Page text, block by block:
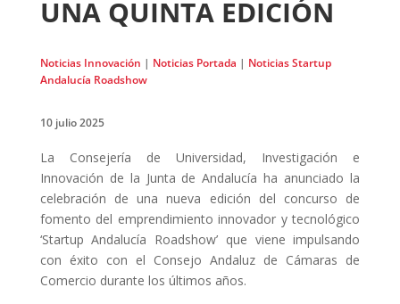
UNA QUINTA EDICIÓN
Noticias Innovación | Noticias Portada | Noticias Startup
Andalucía Roadshow
10 julio 2025
La Consejería de Universidad, Investigación e
Innovación de la Junta de Andalucía ha anunciado la
celebración de una nueva edición del concurso de
fomento del emprendimiento innovador y tecnológico
‘Startup Andalucía Roadshow’ que viene impulsando
con éxito con el Consejo Andaluz de Cámaras de
Comercio durante los últimos años.